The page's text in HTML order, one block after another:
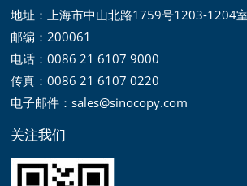
地址：上海市中山北路1759号1203-1204室
邮编：200061
电话：0086 21 6107 9000
传真：0086 21 6107 0220
电子邮件：sales@sinocopy.com
关注我们